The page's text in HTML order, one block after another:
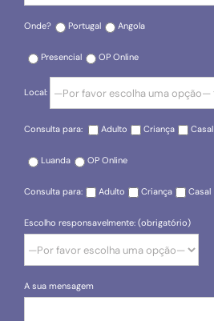
Onde? Portugal Angola
Presencial OP Online
Local:
Consulta para: Adulto Criança Casal
Luanda OP Online
Consulta para: Adulto Criança Casal
Escolho responsavelmente: (obrigatório)
A sua mensagem